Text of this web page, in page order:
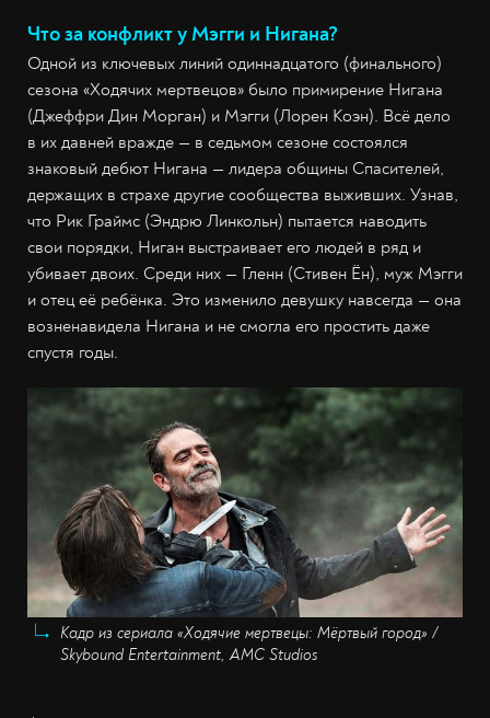
Что за конфликт у Мэгги и Нигана?
Одной из ключевых линий одиннадцатого (финального)
сезона «Ходячих мертвецов» было примирение Нигана
(Джеффри Дин Морган) и Мэгги (Лорен Коэн). Всё дело
в их давней вражде — в седьмом сезоне состоялся
знаковый дебют Нигана — лидера общины Спасителей,
держащих в страхе другие сообщества выживших. Узнав,
что Рик Граймс (Эндрю Линкольн) пытается наводить
свои порядки, Ниган выстраивает его людей в ряд и
убивает двоих. Среди них — Гленн (Стивен Ён), муж Мэгги
и отец её ребёнка. Это изменило девушку навсегда — она
возненавидела Нигана и не смогла его простить даже
спустя годы.
Кадр из сериала «Ходячие мертвецы: Мёртвый город» /
Skybound Entertainment, AMC Studios